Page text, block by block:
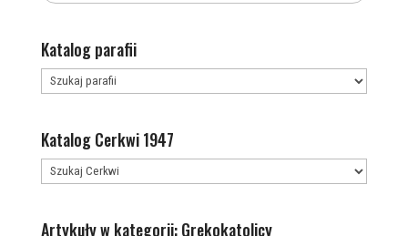
Katalog parafii
Katalog Cerkwi 1947
Artykuły w kategorii: Grekokatolicy